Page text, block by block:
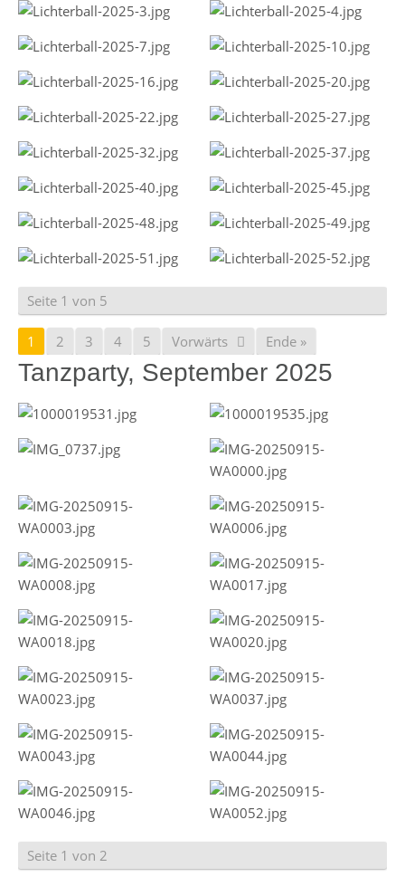
Seite 1 von 5
1 2 3 4 5 Vorwärts Ende »
Tanzparty, September 2025
Seite 1 von 2